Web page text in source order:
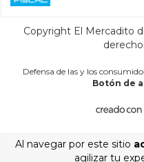
Al navegar por este sitio
agilizar tu
Copyright El Mercadito
Defensa de las y los
Botón de